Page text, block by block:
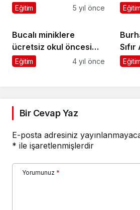
Yeni eğitim sezonuna
Eğitim 5 yıl önce Eğitim
Bucalı miniklere
ücretsiz okul öncesi
eğitim
Eğitim 4 yıl önce Eğitim
Bir Cevap Yaz
E-posta adresiniz
* ile işaretlenmişlerdir
Yorumunuz *